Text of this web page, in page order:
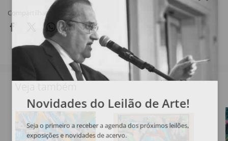
Compartilhar
Veja também
Novidades do Leilão de Arte!
Seja o primeiro a receber a agenda dos próximos leilões,
exposições e novidades de acervo.